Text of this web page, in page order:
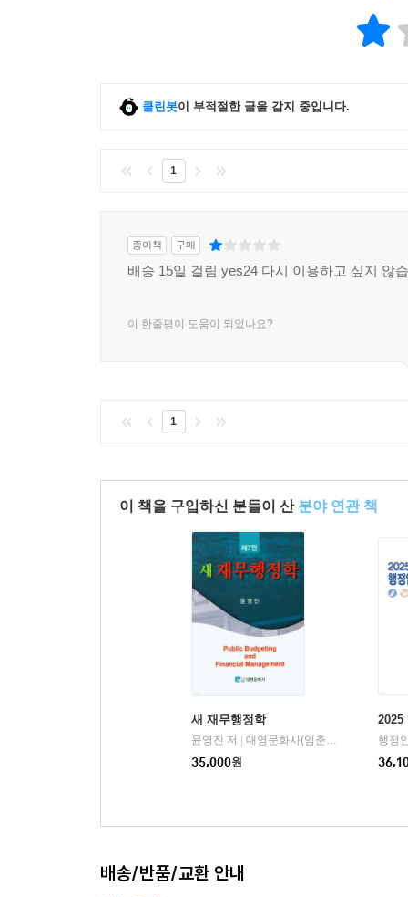
클린봇이 부적절한 글을 감지 중입니다.
1
종이책 구매
배송 15일 걸림 yes24 다시 이용하고 싶지 않
이 한줄평이 도움이 되었나요?
1
이 책을 구입하신 분들이 산 분야 연관 책
새 재무행정학
윤영진 저 | 대영문화사(임춘환)
35,000원
2025
행정
배송/반품/교환 안내